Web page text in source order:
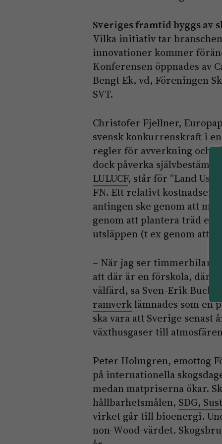
Sveriges framtid byggs av
Vilka initiativ tar
innovationer kommer
Konferensen öppnades av
Bengt Ek, vd, Föreningen
SVT.
Christofer Fjellner,
svensk konkurrenskraft i
regler för avverkning och
dock påverka
LULUCF, står för ”Land Use,
FN. Ett relativt
antingen ske genom att
genom att plantera träd
utsläppen (t ex genom att
– När jag ser
att där är en förskola, där
välfärd, sa Sven-Erik
ramverklämnades som en
ska vara att Sverige senast
växthusgaser till
Peter Holmgren, emottog
på internationella
medan matpriserna ökar.
hållbarhetsmålen, SDG,
virket går till bioenergi.
non-Wood-värdet.